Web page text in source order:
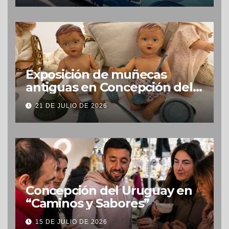
Exposición de muñecas
antiguas en Concepción del
Uruguay
21 DE JULIO DE 2026
Concepción del Uruguay en
“Caminos y Sabores”
15 DE JULIO DE 2026